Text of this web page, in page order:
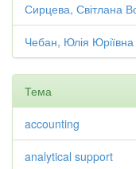
Сирцева, Світлана
Чебан, Юлія Юріївна
Тема
accounting
analytical support